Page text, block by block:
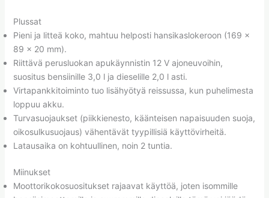
Plussat
Pieni ja litteä koko, mahtuu helposti hansikaslokeroon (169 ×
89 × 20 mm).
Riittävä perusluokan apukäynnistin 12 V ajoneuvoihin,
suositus bensiinille 3,0 l ja dieselille 2,0 l asti.
Virtapankkitoiminto tuo lisähyötyä reissussa, kun puhelimesta
loppuu akku.
Turvasuojaukset (piikkienesto, käänteisen napaisuuden suoja,
oikosulkusuojaus) vähentävät tyypillisiä käyttövirheitä.
Latausaika on kohtuullinen, noin 2 tuntia.
Miinukset
Moottorikokosuositukset rajaavat käyttöä, joten isommille